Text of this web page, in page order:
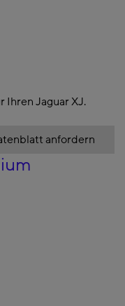
Ihren Jaguar XJ.
anfordern